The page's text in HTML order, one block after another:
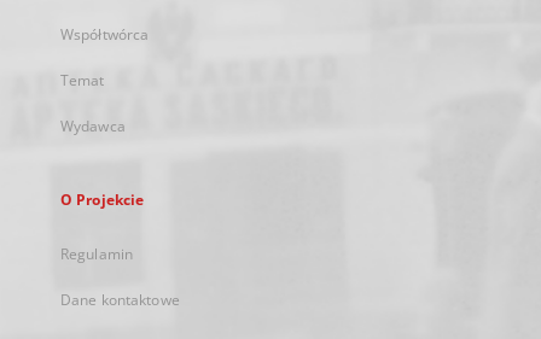
Współtwórca
Temat
Wydawca
O Projekcie
Regulamin
Dane kontaktowe